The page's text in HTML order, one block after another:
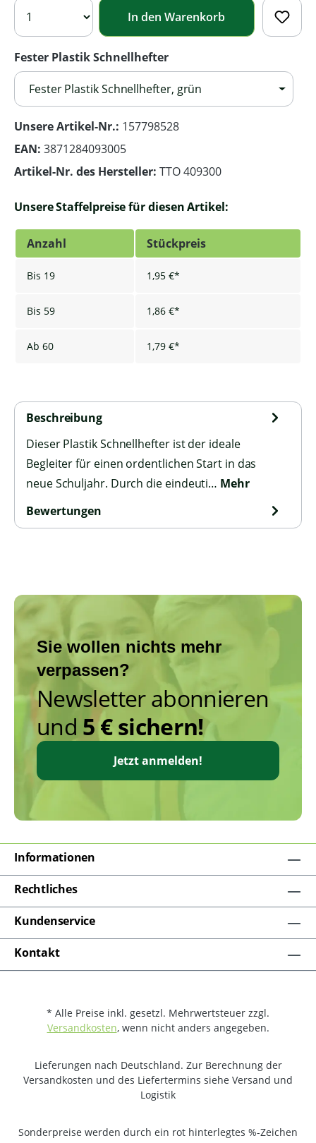
In den Warenkorb
Fester Plastik Schnellhefter
Fester Plastik Schnellhefter, grün
Unsere Artikel-Nr.: 157798528
EAN: 3871284093005
Artikel-Nr. des Hersteller: TTO 409300
Unsere Staffelpreise für diesen Artikel:
Anzahl Stückpreis
Bis 19 1,95 €*
Bis 59 1,86 €*
Ab 60 1,79 €*
Beschreibung
Dieser Plastik Schnellhefter ist der ideale
Begleiter für einen ordentlichen Start in das
neue Schuljahr. Durch die eindeuti… Mehr
Bewertungen
Sie wollen nichts mehr
verpassen?
Newsletter abonnieren
und 5 € sichern!
Jetzt anmelden!
Informationen
Rechtliches
Kundenservice
Kontakt
* Alle Preise inkl. gesetzl. Mehrwertsteuer zzgl.
Versandkosten, wenn nicht anders angegeben.
Lieferungen nach Deutschland. Zur Berechnung der
Versandkosten und des Liefertermins siehe Versand und
Logistik
Sonderpreise werden durch ein rot hinterlegtes %-Zeichen